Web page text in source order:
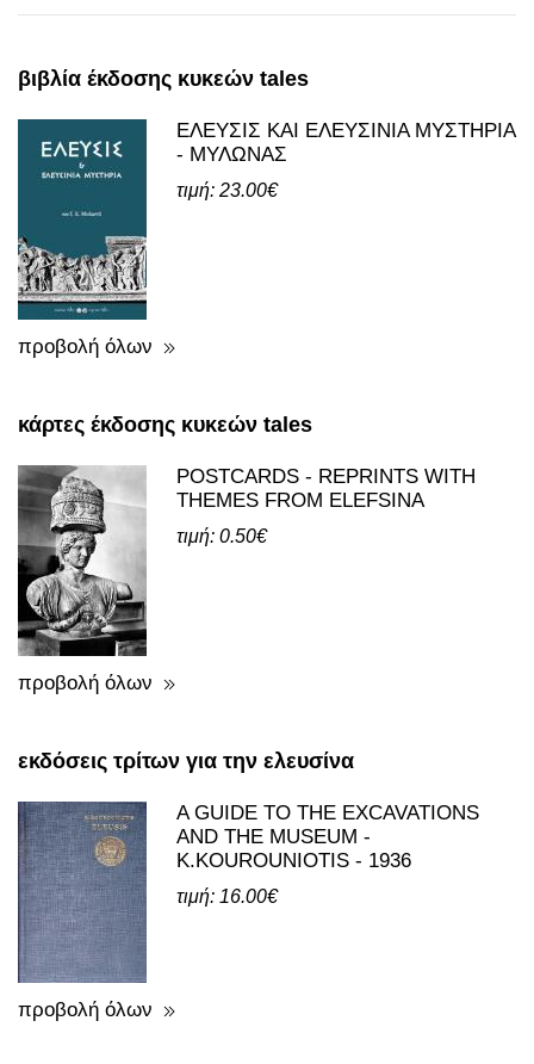
βιβλία έκδοσης κυκεών tales
ΕΛΕΥΣΙΣ ΚΑΙ ΕΛΕΥΣΙΝΙΑ ΜΥΣΤΗΡΙΑ
- ΜΥΛΩΝΑΣ
τιμή: 23.00€
προβολή όλων
κάρτες έκδοσης κυκεών tales
POSTCARDS - REPRINTS WITH
THEMES FROM ELEFSINA
τιμή: 0.50€
προβολή όλων
εκδόσεις τρίτων για την ελευσίνα
A GUIDE TO THE EXCAVATIONS
AND THE MUSEUM -
K.KOUROUNIOTIS - 1936
τιμή: 16.00€
προβολή όλων